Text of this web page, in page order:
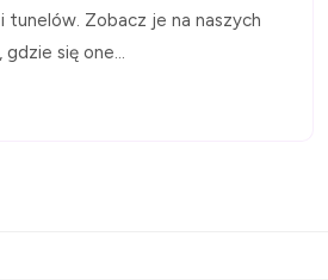
Zobacz je na naszych
się one...